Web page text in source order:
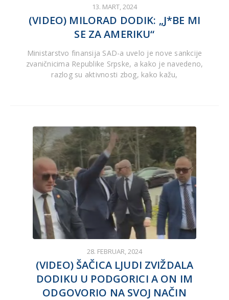
13. MART, 2024
(VIDEO) MILORAD DODIK: „J*BE MI
SE ZA AMERIKU“
Ministarstvo finansija SAD-a uvelo je nove sankcije
zvaničnicima Republike Srpske, a kako je navedeno,
razlog su aktivnosti zbog, kako kažu,
28. FEBRUAR, 2024
(VIDEO) ŠAČICA LJUDI ZVIŽDALA
DODIKU U PODGORICI A ON IM
ODGOVORIO NA SVOJ NAČIN